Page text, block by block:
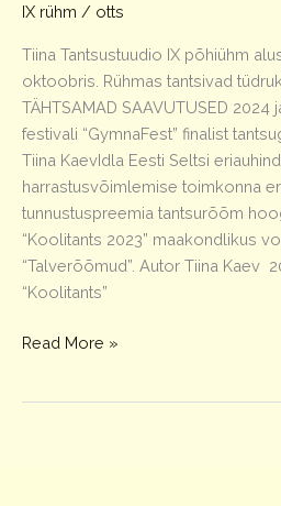
IX rühm / otts
Tiina Tantsustuudio IX põhiühm
oktoobris. Rühmas tantsivad
TÄHTSAMAD SAAVUTUSED 2024
festivali “GymnaFest” finalist
Tiina KaevIdla Eesti Seltsi
harrastusvõimlemise toimkonna
tunnustuspreemia tantsurõõm
“Koolitants 2023” maakondlikus
“Talverõõmud”. Autor Tiina Kaev
“Koolitants”
Tt-
Read More »